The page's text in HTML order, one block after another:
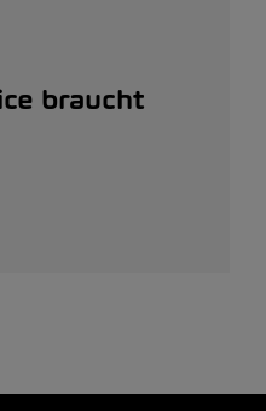
braucht